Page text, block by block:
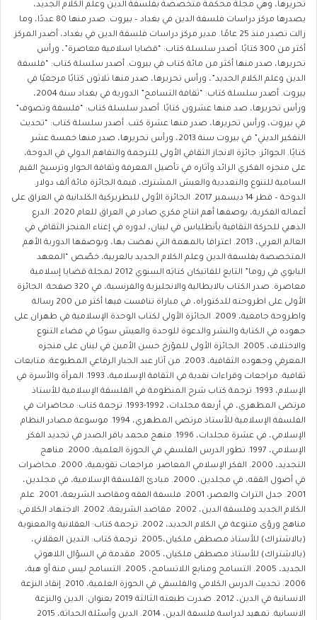
تحريرها، وهي مجلة محكمة متخصصة بفلسفة الدين وعلم الكلام الجديد،
يصدرها مركز دراسات فلسفة الدين في بغداد – بيروت. صدر منها 80 عددًا، وما
زالت تصدر منذ 25 عامًا. مدير مركز دراسات فلسفة الدين في بغداد، أصدر المركز
أكثر من 300 كتابًا. أصدر سلسلة كتاب: “قضايا اسلامية معاصرة”، ورأس
تحريرها، صدر منها أكثر من مائة كتاب في بيروت. أصدر سلسلة كتاب: “فلسفة
الدين وعلم الكلام الجديد”، ورأس تحريرها، صدر منها ثلاثون كتابًا مرجعيًا في
بيروت. أصدر سلسلة كتاب: “ثقافة التسامح” الدورية في بغداد سنة 2004،
ورأس تحريرها، صد منها عشرون كتابًا. أصدر سلسلة كتاب: “فلسفة وتصوف”
في بيروت، ورأس تحريرها، صدر منها عشرة كتب. أصدر سلسلة كتاب: “تحديث
التفكير الديني” في بيروت سنة 2013، ورأس تحريرها، صدر منها خمسة عشر
كتابًا. الجوائز: جائزة الانجاز الثقافي الأولى للترجمة والتفاهم الدولي في الدوحة،
على منجزه الفكري الرائد وآثاره في تأصيل المعرفة وثقافة الحوار وترسيخ القيم
السامية للتنوع والتعددية والعيش المشترك، قيمة الجائزة مائة ألف دولار.
الدوحة – قطر 14 ديسمبر 2017. الجائزة الأولى للبطريركية الكلدانية في العراق على
أعماله الفكرية، بوصفها أهم انتاج فكري صادر في العراق للعام 2020. الدرع
الذهبي للحركة الثقافية بأنطلياس في لبنان، لدوره في إغناء المنجز الثقافي في
العالم العربي، 2013. اعترافا بالمهمة التي نهضت بها، وبوصفها الدورية الأهم
المتخصصة بفلسفة الدين وعلم الكلام الجديد بالعربية، خصّص “المعهد
البابوي في روما” التابع للفاتيكان كتابَه السنوي 2012 لمجلة قضايا إسلامية
معاصرة. صدر الكتاب بالايطالية والانجليزية والفرنسية، في 320 صفحة. الجائزة
الأولى على اطروحته للدكتوراه، في مباراة تنافست فيها أكثر من 200 رسالة
واطروحة جامعية، 2009. الجائزة الأولى لكتاب الوحدة الإسلامية في طهران على
جهوده في الكتابة والنشر والدعوة للوحدة والعيش سويًا في فضاء التنوع
والاختلاف، 2005. الجائزة الأولى للمؤرخ حسن الأمين في لبنان على منجزه
المعرفي وجهوده الثقافية، 2003. من آثار عبد الجبار الرفاعي المطبوعة: متابعات
ثقافية: مراجعات وقراءات نقدية في الثقافة الإسلامية، 1993. المرأة والأسرة في
الإسلام، 1993. ترجمة كتاب شرح المنظومة في الفلسفة الإسلامية للأستاذ
مرتضى المطهري، في أربعة مجلدات، 1992-1993. ترجمة كتاب: محاضرات في
الفلسفة الإسلامية للأستاذ مرتضى المطهري، 1994. موسوعة مصادر النظام
الإسلامي، في عشرة مجلدات، 1996. منهج محمد باقر الصدر في تجديد الفكر
الإسلامي، 1997. تطور الدرس الفلسفي في الحوزة العلمية، 2000. مناهج
التجديد، 2000. الفكر الإسلامي المعاصر: مراجعات تقويمية، 2000. محاضرات
في أصول الفقه، في مجلدين، 2000. مبادئ الفلسفة الإسلامية، في مجلدين،
2001. جدل التراث والعصر، 2001. فلسفة الفقه ومقاصد الشريعة، 2001. علم
الكلام الجديد وفلسفة الدين، 2002. مقاصد الشريعة، 2002. الاجتهاد الكلامي:
مناهج ورؤى متنوعة في الكلام الجديد، 2002. ترجمة كتاب: العقلانية والمعنوية
(بالاشتراك) للأستاذ مصطفى ملكيان،2005. ترجمة كتاب: التدين العقلاني،
(بالاشتراك) للأستاذ مصطفى ملكيان، 2005. مقدمة في السؤال اللاهوتي
الجديد، 2005. التسامح ومنابع اللاتسامح، 2005. التسامح ليس منة أو هبة،
2006. تحديث الدرس الكلامي والفلسفي في الحوزة العلمية، 2010. إنقاذ النزعة
الانسانية في الدين، 2012. صدرت طبعته الثالثة 2019 بعنوان: الدين والنزعة
الانسانية. تمهيد لدراسة فلسفة الدين، 2014. الدين وأسئلة الحداثة، 2015